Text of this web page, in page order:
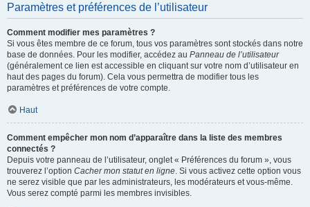
Paramètres et préférences de l’utilisateur
Comment modifier mes paramètres ?
Si vous êtes membre de ce forum, tous vos paramètres sont stockés dans notre
base de données. Pour les modifier, accédez au Panneau de l’utilisateur
(généralement ce lien est accessible en cliquant sur votre nom d’utilisateur en
haut des pages du forum). Cela vous permettra de modifier tous les
paramètres et préférences de votre compte.
Haut
Comment empêcher mon nom d’apparaître dans la liste des membres
connectés ?
Depuis votre panneau de l’utilisateur, onglet « Préférences du forum », vous
trouverez l’option Cacher mon statut en ligne. Si vous activez cette option vous
ne serez visible que par les administrateurs, les modérateurs et vous-même.
Vous serez compté parmi les membres invisibles.